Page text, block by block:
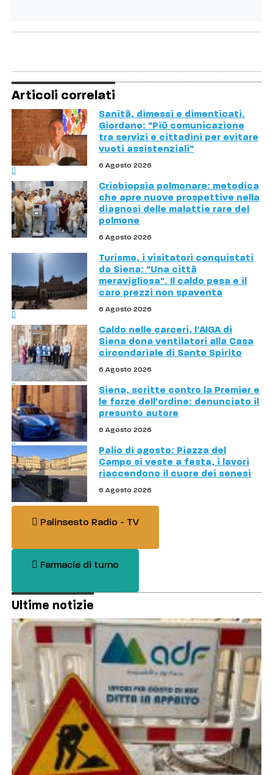
Articoli correlati
Sanità, dimessi e dimenticati.
Giordano: "Più comunicazione
tra servizi e cittadini per evitare
vuoti assistenziali"
6 Agosto 2026
Criobiopsia polmonare: metodica
che apre nuove prospettive nella
diagnosi delle malattie rare del
polmone
6 Agosto 2026
Turismo, i visitatori conquistati
da Siena: "Una città
meravigliosa". Il caldo pesa e il
caro prezzi non spaventa
6 Agosto 2026
Caldo nelle carceri, l'AIGA di
Siena dona ventilatori alla Casa
circondariale di Santo Spirito
6 Agosto 2026
Siena, scritte contro la Premier e
le forze dell'ordine: denunciato il
presunto autore
6 Agosto 2026
Palio di agosto: Piazza del
Campo si veste a festa, i lavori
riaccendono il cuore dei senesi
6 Agosto 2026
Palinsesto Radio - TV
Farmacie di turno
Ultime notizie